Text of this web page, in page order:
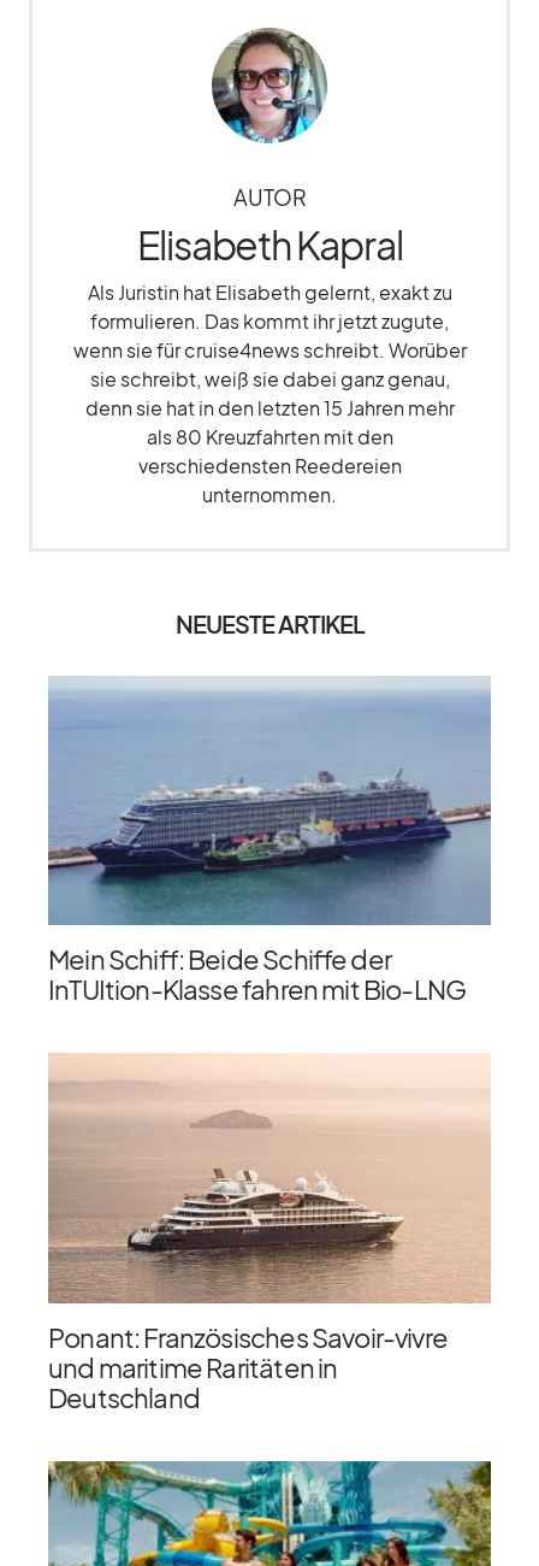
AUTOR
Elisabeth Kapral
Als Juristin hat Elisabeth gelernt, exakt zu
formulieren. Das kommt ihr jetzt zugute,
wenn sie für cruise4news schreibt. Worüber
sie schreibt, weiß sie dabei ganz genau,
denn sie hat in den letzten 15 Jahren mehr
als 80 Kreuzfahrten mit den
verschiedensten Reedereien
unternommen.
NEUESTE ARTIKEL
Mein Schiff: Beide Schiffe der
InTUItion-Klasse fahren mit Bio-LNG
Ponant: Französisches Savoir-vivre
und maritime Raritäten in
Deutschland